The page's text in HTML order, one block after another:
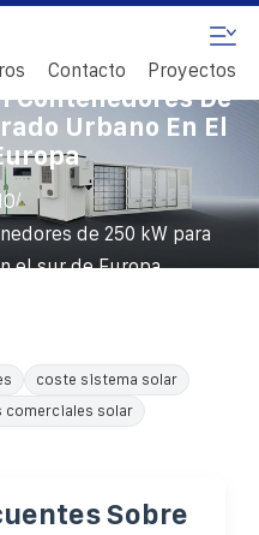
Contacto Proyectos
Contenedores De
Urbano En El
/
de 250 kW para
el sur de Europa
coste sistema solar
comerciales solar
Sobre